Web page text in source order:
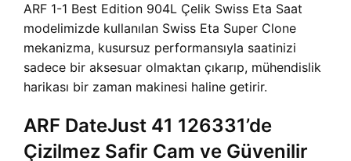
ARF 1-1 Best Edition 904L Çelik Swiss Eta Saat
modelimizde kullanılan Swiss Eta Super Clone
mekanizma, kusursuz performansıyla saatinizi
sadece bir aksesuar olmaktan çıkarıp, mühendislik
harikası bir zaman makinesi haline getirir.
ARF DateJust 41 126331’de
Çizilmez Safir Cam ve Güvenilir